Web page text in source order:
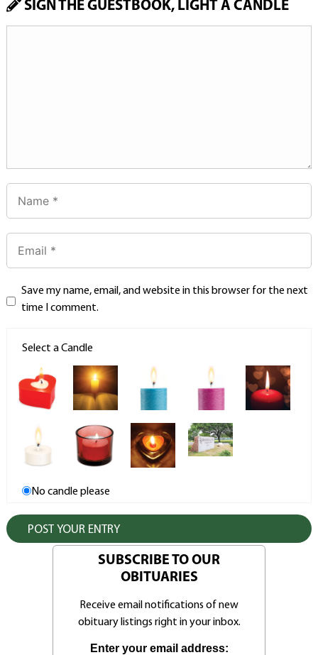
SIGN THE GUESTBOOK, LIGHT A CANDLE
Save my name, email, and website in this browser for the next
time I comment.
Select a Candle
No candle please
SUBSCRIBE TO OUR
OBITUARIES
Receive email notifications of new
obituary listings right in your inbox.
Enter your email address: